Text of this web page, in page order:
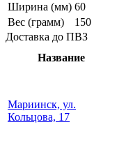
Ширина (мм) 60
Вес (грамм)
150
Доставка до ПВЗ
Название
Мариинск, ул.
Кольцова, 17